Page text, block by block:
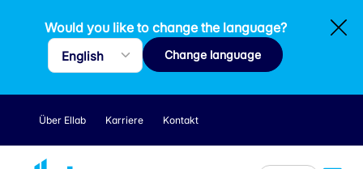
Would you like to change the language?
Change language
Über Ellab Karriere Kontakt